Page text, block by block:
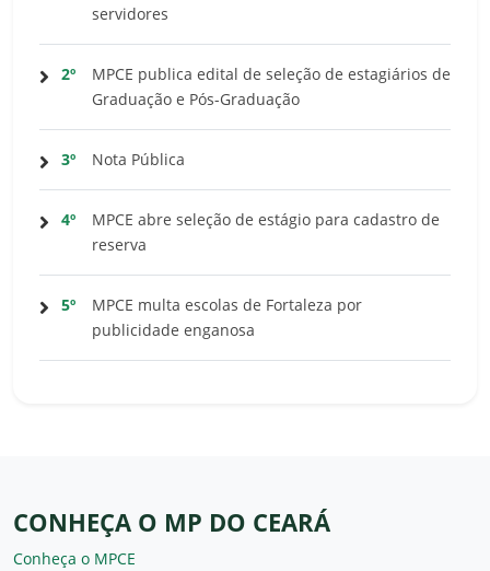
servidores
2º
MPCE publica edital de seleção de estagiários de
Graduação e Pós-Graduação
3º Nota Pública
4º
MPCE abre seleção de estágio para cadastro de
reserva
5º
MPCE multa escolas de Fortaleza por
publicidade enganosa
CONHEÇA O MP DO CEARÁ
Conheça o MPCE